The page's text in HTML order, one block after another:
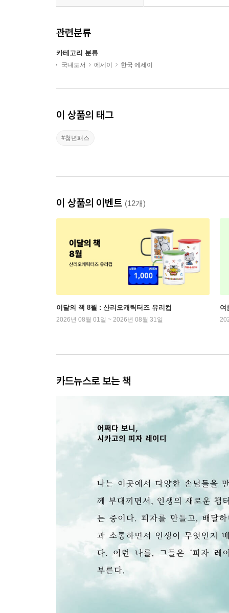
관련분류
카테고리 분류
국내도서 에세이 한국 에세이
이 상품의 태그
#청년패스
이 상품의 이벤트 (12개)
이달의 책 8월 : 산리오캐릭터즈 유리컵
2026년 08월 01일 ~ 2026년 08월 31일
여
카드뉴스로 보는 책